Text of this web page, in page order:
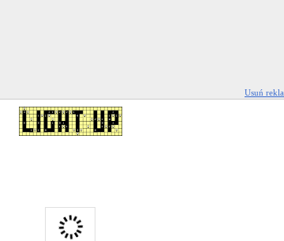
Usuń